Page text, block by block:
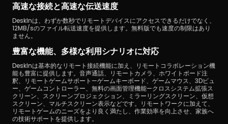
高速な接続と高速な伝送速度
DeskInは、わずか数秒でリモートデバイスにアクセスできるだけでなく、
12MB/sのファイル転送速度を提供します。無料版でも速度の制限はあり
ません。
豊富な機能、多様な利用シナリオに対応
DeskInは基本的なリモート接続機能に加え、リモートコラボレーション機
能も豊富に提供します。音声通話、リモートカメラ、ホワイトボード注
釈、リモートゲームサポート—ゲームキーボード、ゲームマウス、3Dビュ
ー、ゲームコントローラー、無料の画面管理機能—クロスシステム拡張ス
クリーン、スクリーンプロジェクション、ミラーリングスクリーン、仮想
スクリーン、マルチスクリーン表示などです。リモートワークに加えて、
リモートゲームのニーズをより良く満たし、作業効率を向上させ、家族へ
の技術サポートを提供します。